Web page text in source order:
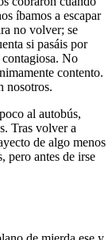
íbamos a escapar
no volver; se
si pasáis por
No
contento.
nosotros.
al autobús,
Tras volver a
de algo menos
pero antes de irse